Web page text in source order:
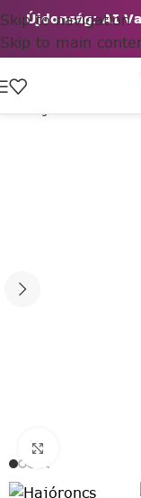
Újdonság: AI
Skip to navigation
Skip to main